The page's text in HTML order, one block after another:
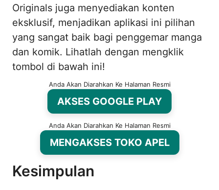
Originals juga menyediakan konten
eksklusif, menjadikan aplikasi ini pilihan
yang sangat baik bagi penggemar manga
dan komik. Lihatlah dengan mengklik
tombol di bawah ini!
Anda Akan Diarahkan Ke Halaman Resmi
AKSES GOOGLE PLAY
Anda Akan Diarahkan Ke Halaman Resmi
MENGAKSES TOKO APEL
Kesimpulan